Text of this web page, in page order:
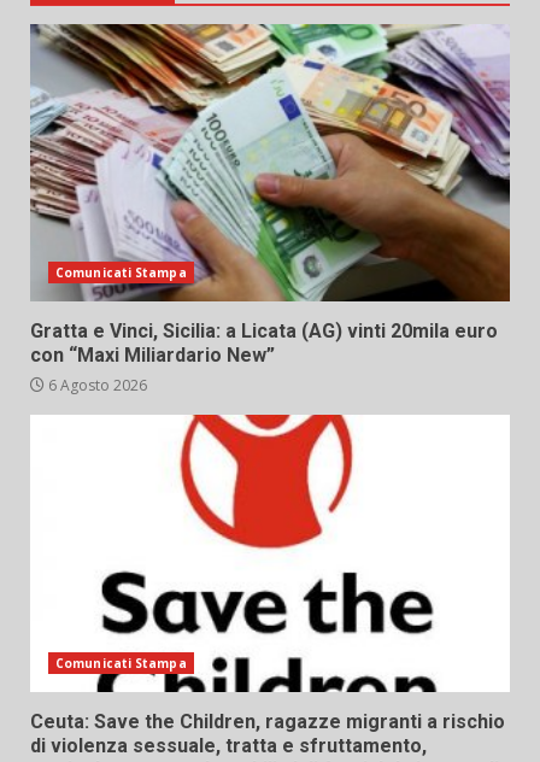
Comunicati Stampa
Gratta e Vinci, Sicilia: a Licata (AG) vinti 20mila euro
con “Maxi Miliardario New”
6 Agosto 2026
Comunicati Stampa
Ceuta: Save the Children, ragazze migranti a rischio
di violenza sessuale, tratta e sfruttamento,